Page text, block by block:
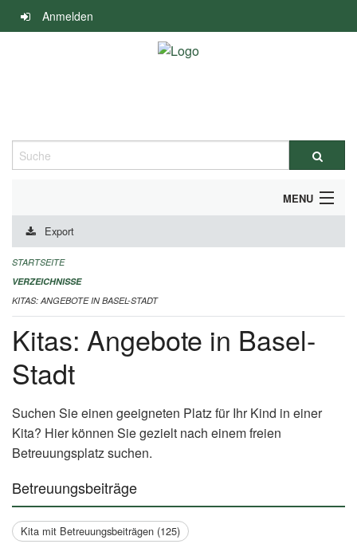
Navigation
überspringen
Anmelden
Suche
MENU
ALLGEMEINE INFORMATIONEN
IMPRESSUM
Export
STARTSEITE
VERZEICHNISSE
KITAS: ANGEBOTE IN BASEL-STADT
Kitas: Angebote in Basel-
Stadt
Suchen Sie einen geeigneten Platz für Ihr Kind in einer
Kita? Hier können Sie gezielt nach einem freien
Betreuungsplatz suchen.
Betreuungsbeiträge
Kita mit Betreuungsbeiträgen (125)